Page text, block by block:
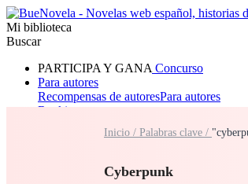
Mi biblioteca
Buscar
PARTICIPA Y GANA Concurso
Para autores
Recompensas de autoresPara autores
Ranking
RomanceHombre lobo
Inicio / Palabras clave /
Cyberpunk